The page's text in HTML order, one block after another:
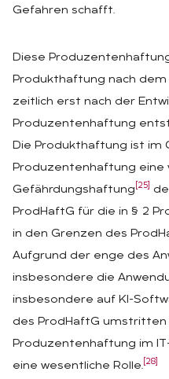
Gefahren schafft.
Diese
Produkthaftung nach
zeitlich erst nach der
Produzentenhaftung
Die Produkthaftung ist im
Produzentenhaftung eine
Gefährdungshaftung [25]
ProdHaftG für die in § 2
in den Grenzen des
Aufgrund der enge des
insbesondere die
insbesondere auf KI-
des ProdHaftG umstritten
Produzentenhaftung im
eine wesentliche Rolle. [28]